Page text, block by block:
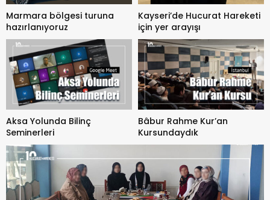
Marmara bölgesi turuna
hazırlanıyoruz
Kayseri’de Hucurat Hareketi
için yer arayışı
Aksa Yolunda Bilinç
Seminerleri
Bâbur Rahme Kur’an
Kursundaydık